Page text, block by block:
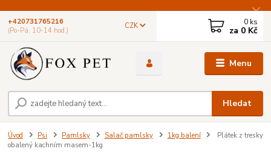
Menu
CZK
Hledat
+420731765216
(Po-Pá, 10-14 hod.)
0 ks
za 0 Kč
Úvod Psi Pamlsky Salač pamlsky 1kg balení
Plátek z tresky
obalený kachním masem-1kg